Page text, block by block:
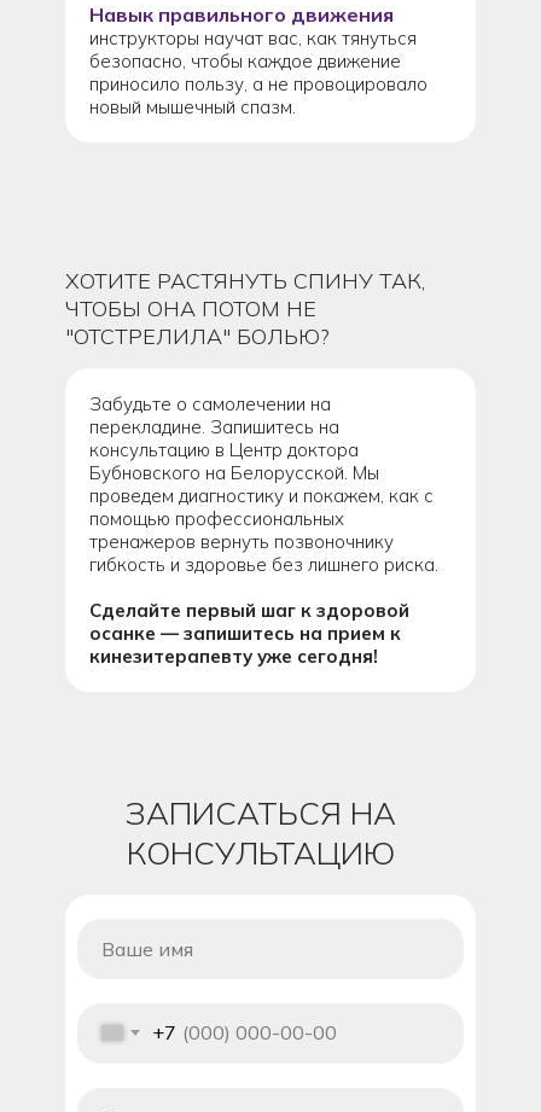
Навык правильного движения
инструкторы научат вас, как тянуться
безопасно, чтобы каждое движение
приносило пользу, а не провоцировало
новый мышечный спазм.
ХОТИТЕ РАСТЯНУТЬ СПИНУ ТАК,
ЧТОБЫ ОНА ПОТОМ НЕ
"ОТСТРЕЛИЛА" БОЛЬЮ?
Забудьте о самолечении на
перекладине. Запишитесь на
консультацию в Центр доктора
Бубновского на Белорусской. Мы
проведем диагностику и покажем, как с
помощью профессиональных
тренажеров вернуть позвоночнику
гибкость и здоровье без лишнего риска.
Сделайте первый шаг к здоровой
осанке — запишитесь на прием к
кинезитерапевту уже сегодня!
ЗАПИСАТЬСЯ НА
КОНСУЛЬТАЦИЮ
+7